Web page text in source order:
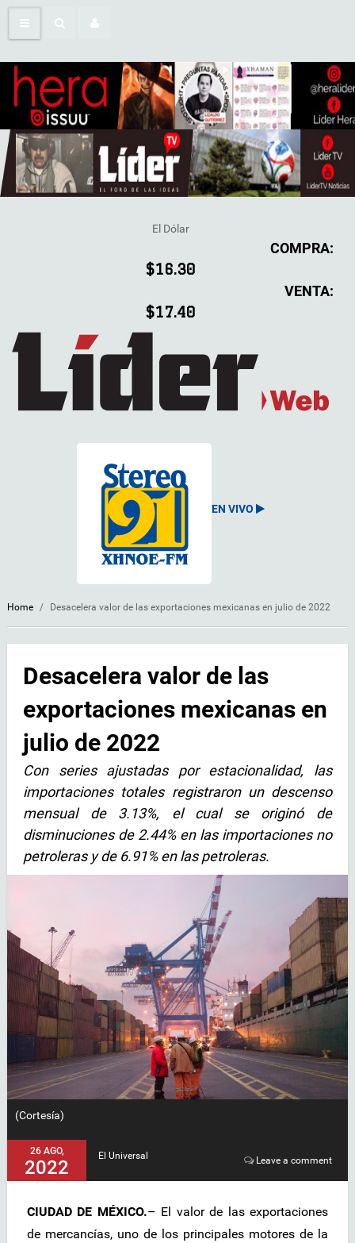
El Dólar
COMPRA:
$16.30
VENTA:
$17.40
EN VIVO
Home / Desacelera valor de las exportaciones mexicanas en julio de 2022
Desacelera valor de las
exportaciones mexicanas en
julio de 2022
Con series ajustadas por estacionalidad, las
importaciones totales registraron un descenso
mensual de 3.13%, el cual se originó de
disminuciones de 2.44% en las importaciones no
petroleras y de 6.91% en las petroleras.
(Cortesía)
26 AGO,
2022
El Universal Leave a comment
CIUDAD DE MÉXICO.– El valor de las exportaciones
de mercancías, uno de los principales motores de la